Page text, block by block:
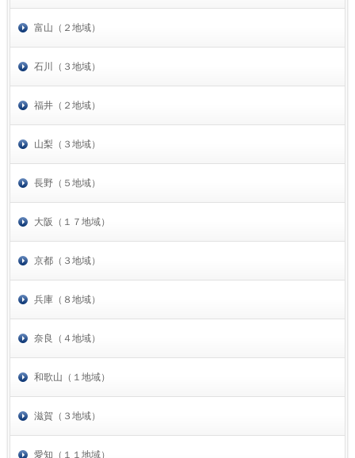
富山（２地域）
石川（３地域）
福井（２地域）
山梨（３地域）
長野（５地域）
大阪（１７地域）
京都（３地域）
兵庫（８地域）
奈良（４地域）
和歌山（１地域）
滋賀（３地域）
愛知（１１地域）